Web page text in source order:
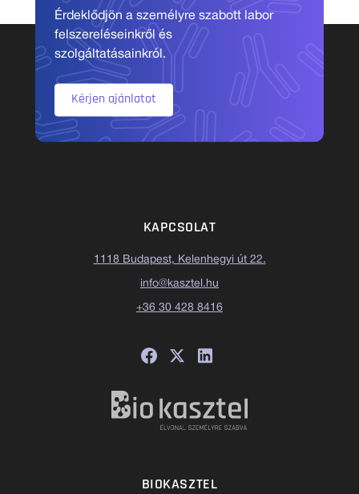
Érdeklődjön a személyre szabott labor
felszereléseinkről és
szolgáltatásainkról.
Kérjen ajánlatot
KAPCSOLAT
1118 Budapest, Kelenhegyi út 22.
info@kasztel.hu
+36 30 428 8416
BIOKASZTEL